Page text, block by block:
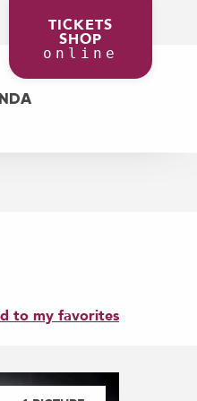
TICKETS
SHOP
online
aux favoris
to my favorites